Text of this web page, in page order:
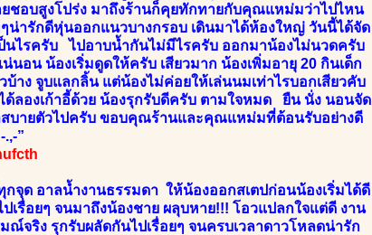
ยชอบสูงโปร่ง มาถึงร้านก็คุยทักทายกับคุณแหม่มว่าไปไหน
ารักดีหุ่นออกแนวบางกรอบ เดินมาได้ห้องใหญ่ วันนี้ได้จัด
ไรครับ ไปอาบน้ำกันไม่มีไรครับ ออกมาน้องไม่นวดครับ
อน น้องเริ่มดูดให้ครับ เสียวมาก น้องเพิ่มอายุ 20 กินเด็ก
าง จูบแลกลิ้น แต่น้องไม่ค่อยให้เล่นนมเท่าไรบอกเสียวคับ
ลองเก้าอี้ด้วย น้องรุกรับดีครับ ตามใจหมด ยืน นั่ง นอนจัด
บายตัวไปครับ ขอบคุณร้านและคุณแหม่มที่ต้อนรับอย่างดี
.,-”
จุด อาลน้ำงานธรรมดา ให้น้องออกสเตปก่อนน้องเริ่มได้ดี
เรื่อยๆ จนมาถึงน้องชาย ผลุบหาย!!! โอวแปลกใจแต่ดี งาน
ณ์จริง รุกรับผลัดกันไปเรื่อยๆ จนครบเวลาดาวโหลดน่ารัก